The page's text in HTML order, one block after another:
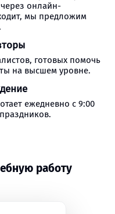
через онлайн-
мы предложим
готовых помочь
на высшем уровне.
ежедневно с 9:00
работу